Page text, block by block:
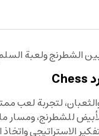
الشطرنج ولعبة
Chess
للشطرنج، ومسار
الاستراتيجي